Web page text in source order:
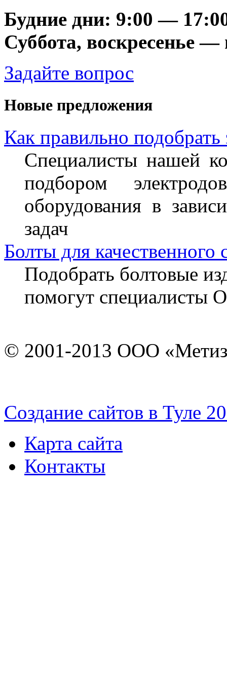
Будние дни: 9:00 —
Суббота, воскресенье
Задайте вопрос
Новые предложения
Как правильно подобрать
Специалисты нашей
подбором
оборудования в
задач
Болты для качественного
Подобрать болтовые
помогут
© 2001-2013 ООО
Cоздание сайтов в Туле
Карта сайта
Контакты